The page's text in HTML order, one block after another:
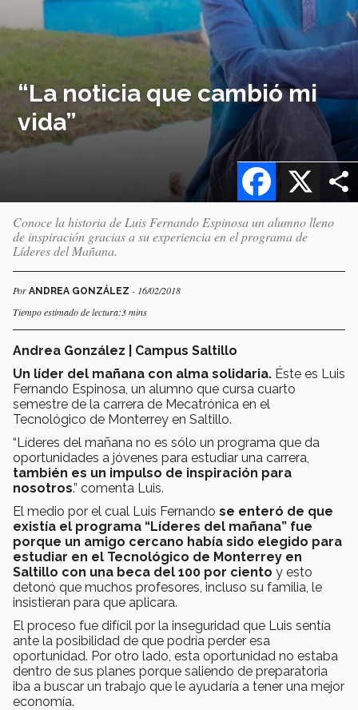
“La noticia que cambió mi
vida”
X
Facebook
Conoce la historia de Luis Fernando Espinosa un alumno lleno
de inspiración gracias a su experiencia en el programa de
Líderes del Mañana.
Por ANDREA GONZÁLEZ - 16/02/2018
Tiempo estimado de lectura:3 mins
Andrea González | Campus Saltillo
Un líder del mañana con alma solidaria. Éste es Luis
Fernando Espinosa, un alumno que cursa cuarto
semestre de la carrera de Mecatrónica en el
Tecnológico de Monterrey en Saltillo.
“Líderes del mañana no es sólo un programa que da
oportunidades a jóvenes para estudiar una carrera,
también es un impulso de inspiración para
nosotros.” comenta Luis.
El medio por el cual Luis Fernando se enteró de que
existía el programa “Líderes del mañana” fue
porque un amigo cercano había sido elegido para
estudiar en el Tecnológico de Monterrey en
Saltillo con una beca del 100 por ciento y esto
detonó que muchos profesores, incluso su familia, le
insistieran para que aplicara.
El proceso fue difícil por la inseguridad que Luis sentía
ante la posibilidad de que podría perder esa
oportunidad. Por otro lado, esta oportunidad no estaba
dentro de sus planes porque saliendo de preparatoria
iba a buscar un trabajo que le ayudaría a tener una mejor
economía.